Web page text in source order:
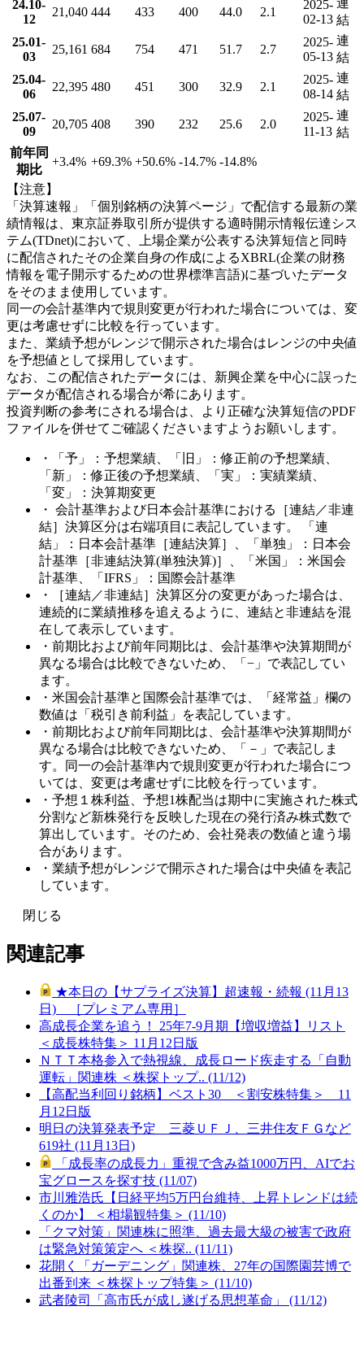
24.10-
12
21,040 444 433 400 44.0 2.1
2025-
02-13 結
25.01-
03
25,161 684 754 471 51.7 2.7
2025-
05-13
連
結
25.04-
06
22,395 480 451 300 32.9 2.1
2025-
08-14
連
結
25.07-
09
20,705 408 390 232 25.6 2.0
2025-
11-13
連
結
前年同
期比
+3.4% +69.3% +50.6% -14.7% -14.8%
【注意】
「決算速報」「個別銘柄の決算ページ」で配信する最新の業
績情報は、東京証券取引所が提供する適時開示情報伝達シス
テム(TDnet)において、上場企業が公表する決算短信と同時
に配信されたその企業自身の作成によるXBRL(企業の財務
情報を電子開示するための世界標準言語)に基づいたデータ
をそのまま使用しています。
同一の会計基準内で規則変更が行われた場合については、変
更は考慮せずに比較を行っています。
また、業績予想がレンジで開示された場合はレンジの中央値
を予想値として採用しています。
なお、この配信されたデータには、新興企業を中心に誤った
データが配信される場合が希にあります。
投資判断の参考にされる場合は、より正確な決算短信のPDF
ファイルを併せてご確認くださいますようお願いします。
・「予」：予想業績、「旧」：修正前の予想業績、
「新」：修正後の予想業績、「実」：実績業績、
「変」：決算期変更
・ 会計基準および日本会計基準における［連結／非連
結］決算区分は右端項目に表記しています。 「連
結」：日本会計基準［連結決算］、「単独」：日本会
計基準［非連結決算(単独決算)］、「米国」：米国会
計基準、「IFRS」：国際会計基準
・［連結／非連結］決算区分の変更があった場合は、
連続的に業績推移を追えるように、連結と非連結を混
在して表示しています。
・前期比および前年同期比は、会計基準や決算期間が
異なる場合は比較できないため、「−」で表記してい
ます。
・米国会計基準と国際会計基準では、「経常益」欄の
数値は「税引き前利益」を表記しています。
・前期比および前年同期比は、会計基準や決算期間が
異なる場合は比較できないため、「－」で表記しま
す。同一の会計基準内で規則変更が行われた場合につ
いては、変更は考慮せずに比較を行っています。
・予想１株利益、予想1株配当は期中に実施された株式
分割など新株発行を反映した現在の発行済み株式数で
算出しています。そのため、会社発表の数値と違う場
合があります。
・業績予想がレンジで開示された場合は中央値を表記
しています。
閉じる
関連記事
★本日の【サプライズ決算】超速報・続報 (11月13
日) ［プレミアム専用］
高成長企業を追う！ 25年7-9月期【増収増益】リスト
＜成長株特集＞ 11月12日版
ＮＴＴ本格参入で熱視線、成長ロード疾走する「自動
運転」関連株 ＜株探トップ.. (11/12)
【高配当利回り銘柄】ベスト30 ＜割安株特集＞ 11
月12日版
明日の決算発表予定 三菱ＵＦＪ、三井住友ＦＧなど
619社 (11月13日)
「成長率の成長力」重視で含み益1000万円、AIでお
宝グロースを探す技 (11/07)
市川雅浩氏【日経平均5万円台維持、上昇トレンドは続
くのか】 ＜相場観特集＞ (11/10)
「クマ対策」関連株に照準、過去最大級の被害で政府
は緊急対策策定へ ＜株探.. (11/11)
花開く「ガーデニング」関連株、27年の国際園芸博で
出番到来 ＜株探トップ特集＞ (11/10)
武者陵司「高市氏が成し遂げる思想革命」 (11/12)